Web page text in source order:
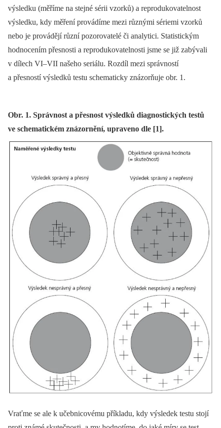
výsledku (měříme na stejné sérii vzorků) a reprodukovatelnost
výsledku, kdy měření provádíme mezi různými sériemi vzorků
nebo je provádějí různí pozorovatelé či analytici. Statistickým
hodnocením přesnosti a reprodukovatelnosti jsme se již zabývali
v dílech VI–VII našeho seriálu. Rozdíl mezi správností
a přesností výsledků testu schematicky znázorňuje obr. 1.
Obr. 1. Správnost a přesnost výsledků diagnostických testů
ve schematickém znázornění, upraveno dle [1].
Vraťme se ale k učebnicovému příkladu, kdy výsledek testu stojí